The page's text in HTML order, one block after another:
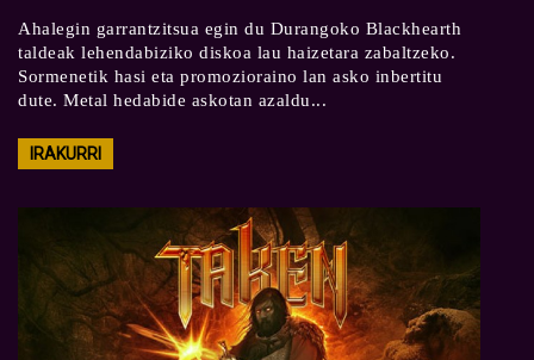
Ahalegin garrantzitsua egin du Durangoko Blackhearth
taldeak lehendabiziko diskoa lau haizetara zabaltzeko.
Sormenetik hasi eta promozioraino lan asko inbertitu
dute. Metal hedabide askotan azaldu...
IRAKURRI